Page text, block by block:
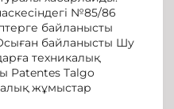
№85/86
байланысты
байланысты Шу
техникалық
Patentes Talgo
жұмыстар